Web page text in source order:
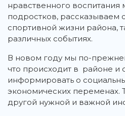
нравственного
подростков, рассказываем
спортивной жизни района,
различных событиях.
В новом году мы по-
что происходит в районе и
информировать о
экономических переменах.
другой нужной и важной